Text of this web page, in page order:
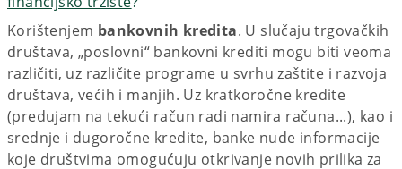
Korištenjem bankovnih kredita. U slučaju trgovačkih
društava, „poslovni“ bankovni krediti mogu biti veoma
različiti, uz različite programe u svrhu zaštite i razvoja
društava, većih i manjih. Uz kratkoročne kredite
(predujam na tekući račun radi namira računa...), kao i
srednje i dugoročne kredite, banke nude informacije
koje društvima omogućuju otkrivanje novih prilika za